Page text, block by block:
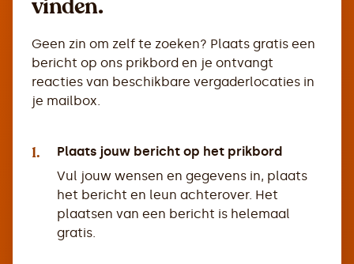
vinden.
Geen zin om zelf te zoeken? Plaats gratis een
bericht op ons prikbord en je ontvangt
reacties van beschikbare vergaderlocaties in
je mailbox.
1.
Plaats jouw bericht op het prikbord
Vul jouw wensen en gegevens in, plaats
het bericht en leun achterover. Het
plaatsen van een bericht is helemaal
gratis.